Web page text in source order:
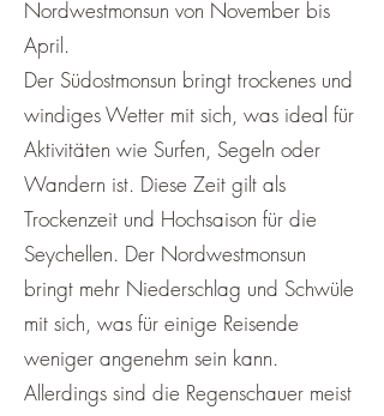
Nordwestmonsun von November bis
April.
Der Südostmonsun bringt trockenes und
windiges Wetter mit sich, was ideal für
Aktivitäten wie Surfen, Segeln oder
Wandern ist. Diese Zeit gilt als
Trockenzeit und Hochsaison für die
Seychellen. Der Nordwestmonsun
bringt mehr Niederschlag und Schwüle
mit sich, was für einige Reisende
weniger angenehm sein kann.
Allerdings sind die Regenschauer meist